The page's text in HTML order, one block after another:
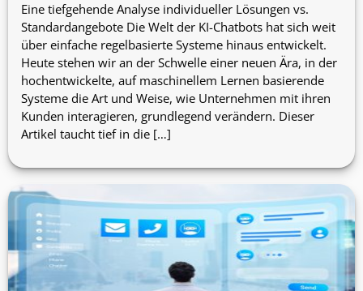
Eine tiefgehende Analyse individueller Lösungen vs.
Standardangebote Die Welt der KI-Chatbots hat sich weit
über einfache regelbasierte Systeme hinaus entwickelt.
Heute stehen wir an der Schwelle einer neuen Ära, in der
hochentwickelte, auf maschinellem Lernen basierende
Systeme die Art und Weise, wie Unternehmen mit ihren
Kunden interagieren, grundlegend verändern. Dieser
Artikel taucht tief in die […]